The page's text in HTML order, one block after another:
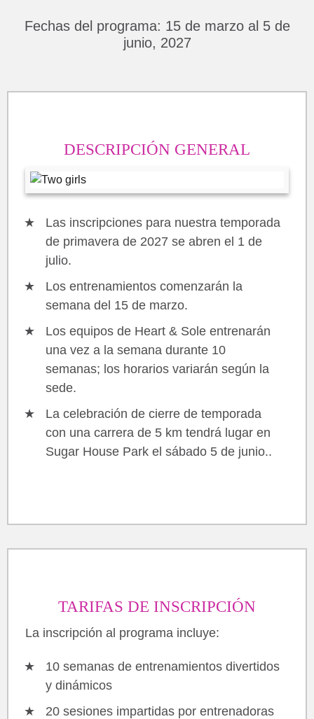
Fechas del programa: 15 de marzo al 5 de
junio, 2027
DESCRIPCIÓN GENERAL
Las inscripciones para nuestra temporada
de primavera de 2027 se abren el 1 de
julio.
Los entrenamientos comenzarán la
semana del 15 de marzo.
Los equipos de Heart & Sole entrenarán
una vez a la semana durante 10
semanas; los horarios variarán según la
sede.
La celebración de cierre de temporada
con una carrera de 5 km tendrá lugar en
Sugar House Park el sábado 5 de junio..
TARIFAS DE INSCRIPCIÓN
La inscripción al programa incluye:
10 semanas de entrenamientos divertidos
y dinámicos
20 sesiones impartidas por entrenadoras